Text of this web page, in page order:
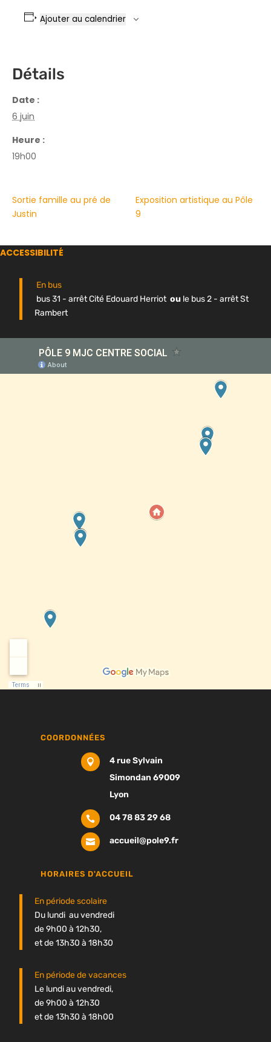
Ajouter au calendrier
Détails
Date :
6 juin
Heure :
19h00
Sortie famille au pré de
Justin
Exposition artistique au Pôle
9
ACCESSIBILITÉ
En bus
bus 31 - arrêt Cité Edouard Herriot ou le bus 2 - arrêt St
Rambert
COORDONNÉES

4 rue Sylvain
Simondan 69009
Lyon
 04 78 83 29 68
 accueil@pole9.fr
HORAIRES D'ACCUEIL
En période scolaire
Du lundi au vendredi
de 9h00 à 12h30,
et de 13h30 à 18h30
En période de vacances
Le lundi au vendredi,
de 9h00 à 12h30
et de 13h30 à 18h00